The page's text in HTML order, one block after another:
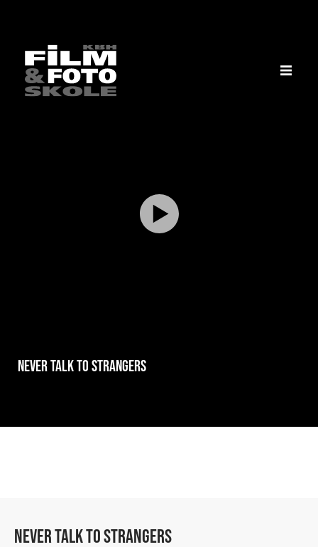
NEVER TALK TO STRANGERS
NEVER TALK TO STRANGERS